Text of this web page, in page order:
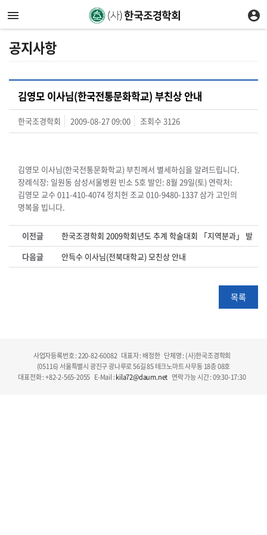
공지사항
김영모 이사님(한국전통문화학교) 부친상 안내
한국조경학회 2009-08-27 09:00 조회수 3126
김영모 이사님(한국전통문화학교) 부친께서 별세하심을 알려드립니다.
장례식장: 일원동 삼성서울병원 빈소 5호 발인: 8월 29일(토) 연락처:
김영모 교수 011-410-4074 정치헌 조교 010-9480-1337 삼가 고인의
명복을 빕니다.
이전글
한국조경학회 2009학회년도 추계 학술대회 「지역분과」 발표
다음글
안득수 이사님(전북대학교) 모친상 안내
목록
사업자등록번호 : 220-82-60082 대표자 : 배정한 단체명 : (사)한국조경학회
(05116) 서울특별시 광진구 광나루로 56길 85 테크노마트 사무동 18층 08호
대표전화 : +82-2-565-2055 E-Mail :kila72@daum.net 연락 가능 시간 : 09:30-17:30